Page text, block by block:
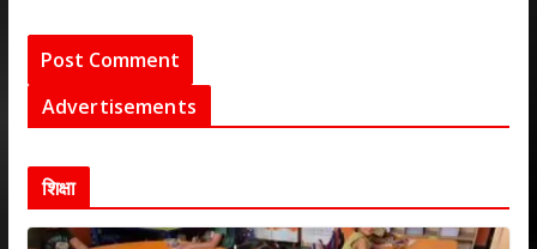
Advertisements
शिक्षा